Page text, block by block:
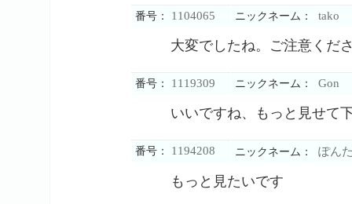
番号： 1104065 ニックネーム： tako
大変でしたね。ご注意くだ
番号： 1119309 ニックネーム： Gon
いいですね、もっと見せて
番号： 1194208 ニックネーム： ぽん
もっと見たいです